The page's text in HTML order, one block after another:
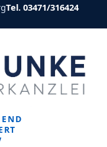
Tel. 03471/316424